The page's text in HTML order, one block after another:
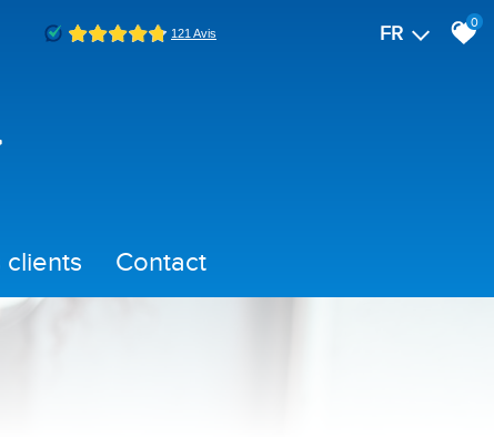
FR 0
clients contact